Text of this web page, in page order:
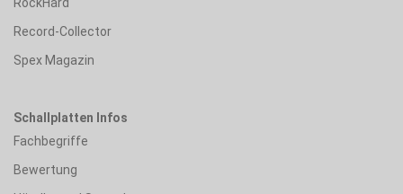
Record-Collector
Spex Magazin
Schallplatten Infos
Fachbegriffe
Bewertung